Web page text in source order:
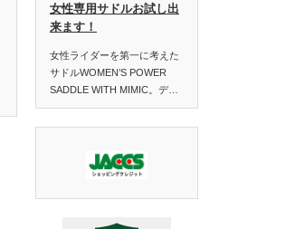
女性専用サドルお試し出
来ます！
女性ライダーを第一に考えた
サドルWOMEN’S POWER
SADDLE WITH MIMIC。デ…